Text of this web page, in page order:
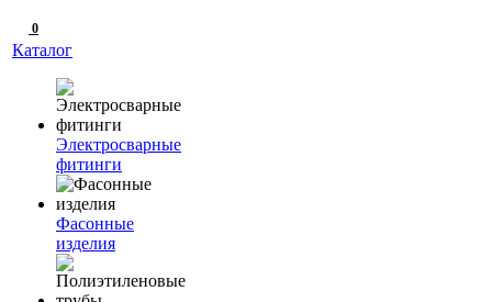
0
Каталог
Электросварные
фитинги
Фасонные
изделия